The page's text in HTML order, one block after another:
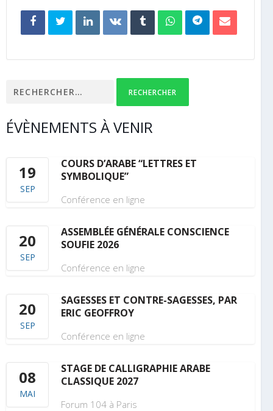
ÉVÈNEMENTS À VENIR
19
SEP
COURS D’ARABE “LETTRES ET
SYMBOLIQUE”
Conférence en ligne
20
SEP
ASSEMBLÉE GÉNÉRALE CONSCIENCE
SOUFIE 2026
Conférence en ligne
20
SEP
SAGESSES ET CONTRE-SAGESSES, PAR
ERIC GEOFFROY
Conférence en ligne
08
MAI
STAGE DE CALLIGRAPHIE ARABE
CLASSIQUE 2027
Forum 104 à Paris